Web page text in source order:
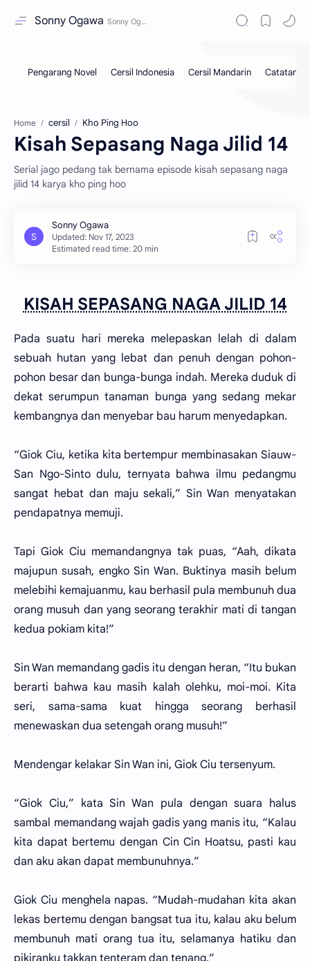
Sonny Ogawa
Home cersil Kho Ping Hoo
Kisah Sepasang Naga Jilid 14
Serial jago pedang tak bernama episode kisah sepasang naga
jilid 14 karya kho ping hoo
Estimated read time: 20 min
KISAH SEPASANG NAGA JILID 14
Pada suatu hari mereka melepaskan lelah di dalam
sebuah hutan yang lebat dan penuh dengan pohon-
pohon besar dan bunga-bunga indah. Mereka duduk di
dekat serumpun tanaman bunga yang sedang mekar
kembangnya dan menyebar bau harum menyedapkan.
“Giok Ciu, ketika kita bertempur membinasakan Siauw-
San Ngo-Sinto dulu, ternyata bahwa ilmu pedangmu
sangat hebat dan maju sekali,” Sin Wan menyatakan
pendapatnya memuji.
Tapi Giok Ciu memandangnya tak puas, “Aah, dikata
majupun susah, engko Sin Wan. Buktinya masih belum
melebihi kemajuanmu, kau berhasil pula membunuh dua
orang musuh dan yang seorang terakhir mati di tangan
kedua pokiam kita!”
Sin Wan memandang gadis itu dengan heran, “Itu bukan
berarti bahwa kau masih kalah olehku, moi-moi. Kita
seri, sama-sama kuat hingga seorang berhasil
menewaskan dua setengah orang musuh!”
Mendengar kelakar Sin Wan ini, Giok Ciu tersenyum.
“Giok Ciu,” kata Sin Wan pula dengan suara halus
sambal memandang wajah gadis yang manis itu, “Kalau
kita dapat bertemu dengan Cin Cin Hoatsu, pasti kau
dan aku akan dapat membunuhnya.”
Giok Ciu menghela napas. “Mudah-mudahan kita akan
lekas bertemu dengan bangsat tua itu, kalau aku belum
membunuh mati orang tua itu, selamanya hatiku dan
pikiranku takkan tenteram dan tenang.”